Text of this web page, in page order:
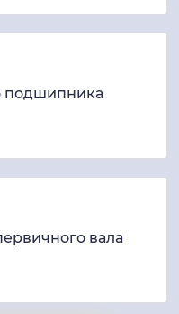
подшипника
вала